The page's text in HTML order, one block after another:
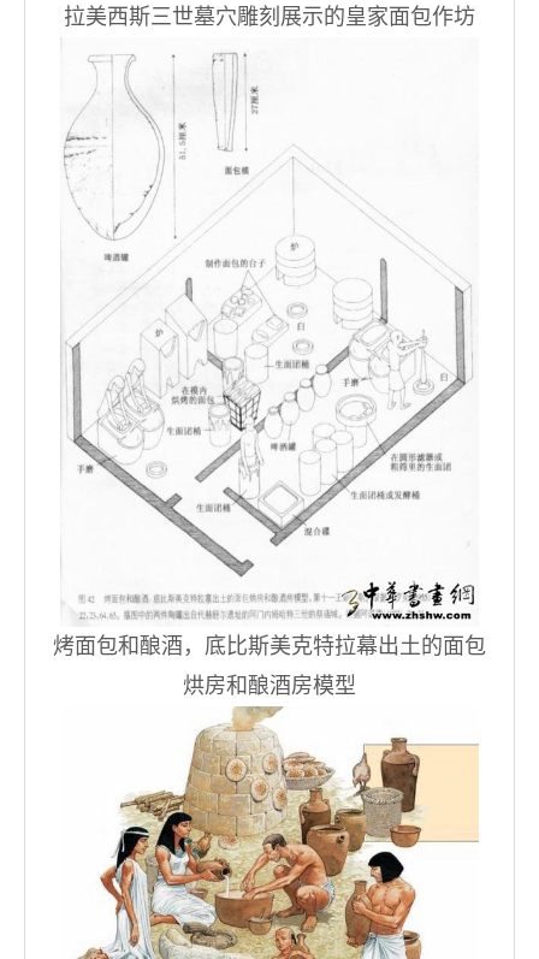
拉美西斯三世墓穴雕刻展示的皇家面包作坊
烤面包和酿酒，底比斯美克特拉幕出土的面包
烘房和酿酒房模型